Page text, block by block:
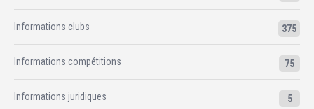
Informations clubs 375
Informations compétitions 75
Informations juridiques 5